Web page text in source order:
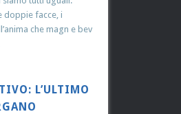
doppie facce, i
che magn e bev
L’ULTIMO